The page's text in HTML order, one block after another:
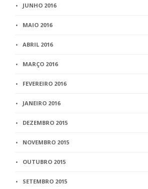
JUNHO 2016
MAIO 2016
ABRIL 2016
MARÇO 2016
FEVEREIRO 2016
JANEIRO 2016
DEZEMBRO 2015
NOVEMBRO 2015
OUTUBRO 2015
SETEMBRO 2015